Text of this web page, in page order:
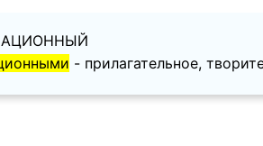
- прилагательное,